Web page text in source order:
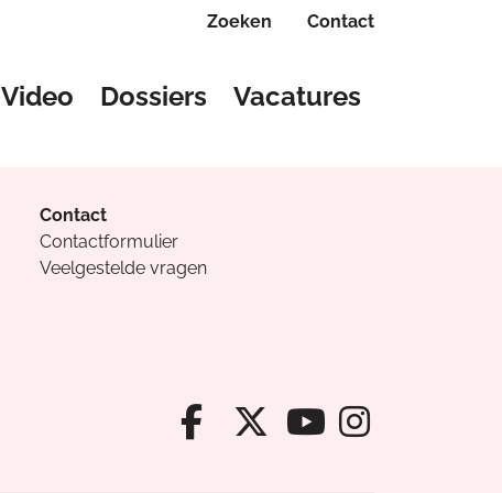
Zoeken Contact
Video Dossiers Vacatures
Contact
Contactformulier
Veelgestelde vragen
Facebook van
X van